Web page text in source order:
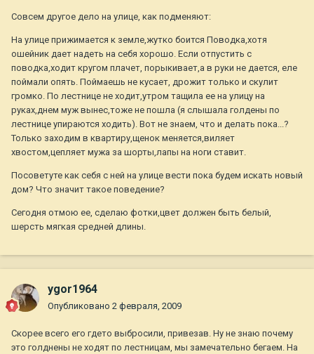
Совсем другое дело на улице, как подменяют:
На улице прижимается к земле,жутко боится Поводка,хотя
ошейник дает надеть на себя хорошо. Если отпустить с
поводка,ходит кругом плачет, порыкивает,а в руки не дается, еле
поймали опять. Поймаешь не кусает, дрожит только и скулит
громко. По лестнице не ходит,утром тащила ее на улицу на
руках,днем муж вынес,тоже не пошла (я слышала голдены по
лестнице упираются ходить). Вот не знаем, что и делать пока...?
Только заходим в квартиру,щенок меняется,виляет
хвостом,цепляет мужа за шорты,лапы на ноги ставит.
Посоветуте как себя с ней на улице вести пока будем искать новый
дом? Что значит такое поведение?
Сегодня отмою ее, сделаю фотки,цвет должен быть белый,
шерсть мягкая средней длины.
ygor1964
Опубликовано 2 февраля, 2009
Скорее всего его гдето выбросили, привезав. Ну не знаю почему
это голднены не ходят по лестницам, мы замечательно бегаем. На